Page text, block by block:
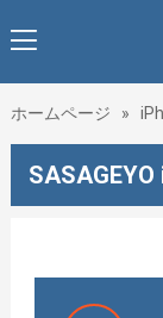
ホームページ »